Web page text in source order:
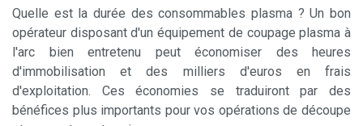
Quelle est la durée des consommables plasma ? Un bon
opérateur disposant d'un équipement de coupage plasma à
l'arc bien entretenu peut économiser des heures
d'immobilisation et des milliers d'euros en frais
d'exploitation. Ces économies se traduiront par des
bénéfices plus importants pour vos opérations de découpe